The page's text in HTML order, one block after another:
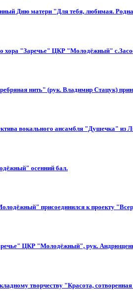
Дню матери "Для тебя, любимая.
хора "Заречье" ЦКР "Молодёжный"
нить" (рук. Владимир Стацук)
вокального ансамбля "Душечка" из
осенний бал.
присоединился к проекту
ЦКР "Молодёжный", рук.
творчеству "Красота,